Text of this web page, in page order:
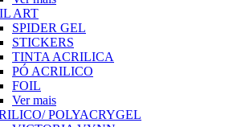
ART
SPIDER GEL
STICKERS
TINTA ACRILICA
PÓ ACRILICO
FOIL
Ver mais
POLYACRYGEL